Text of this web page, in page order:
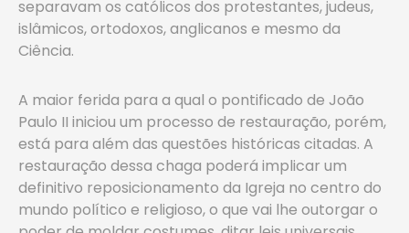
separavam os católicos dos protestantes, judeus,
islâmicos, ortodoxos, anglicanos e mesmo da
Ciência.
A maior ferida para a qual o pontificado de João
Paulo II iniciou um processo de restauração, porém,
está para além das questões históricas citadas. A
restauração dessa chaga poderá implicar um
definitivo reposicionamento da Igreja no centro do
mundo político e religioso, o que vai lhe outorgar o